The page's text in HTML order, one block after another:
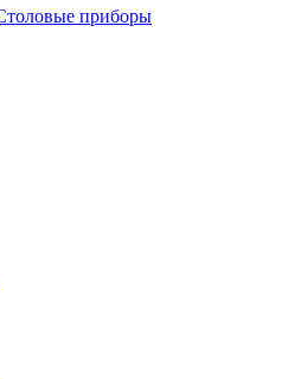
приборы